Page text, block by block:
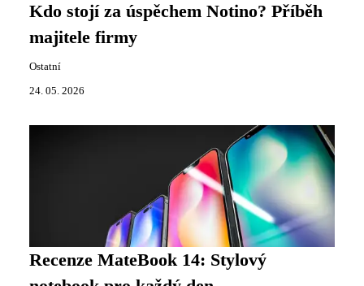
Kdo stojí za úspěchem Notino? Příběh
majitele firmy
Ostatní
24. 05. 2026
Recenze MateBook 14: Stylový